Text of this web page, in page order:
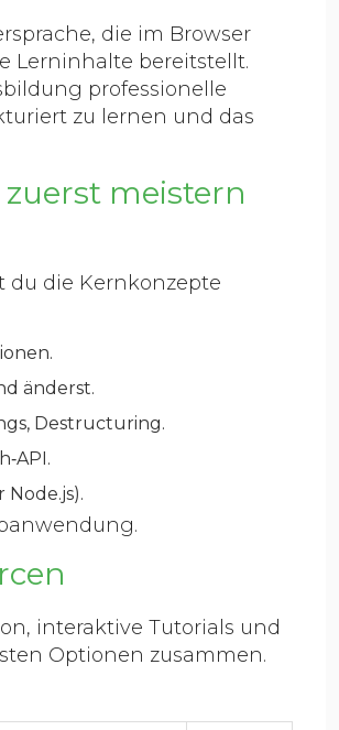
die im Browser
Lerninhalte bereitstellt.
professionelle
zu lernen und das
meistern
du die Kernkonzepte
änderst.
Destructuring.
interaktive Tutorials und
Optionen zusammen.